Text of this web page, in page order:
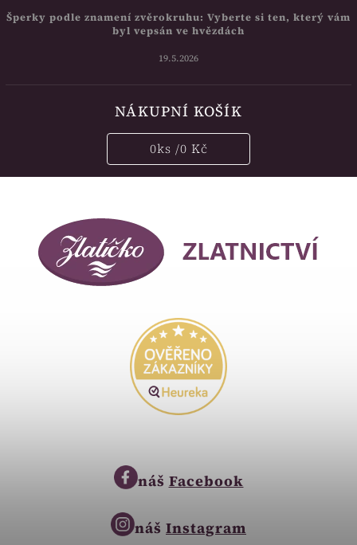
Šperky podle znamení zvěrokruhu: Vyberte si ten, který vám
byl vepsán ve hvězdách
19.5.2026
NÁKUPNÍ KOŠÍK
0ks /0 Kč
náš Facebook
náš Instagram